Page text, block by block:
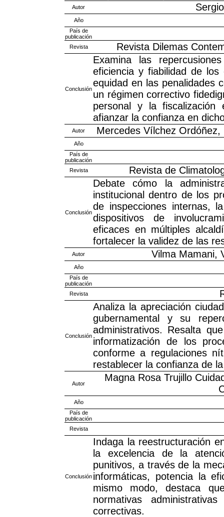
Autor
Año
País de
publicación
Revista
Revista Dilemas
Conclusión
Examina las
eficiencia y fiabilidad de
equidad en las penalidades
un régimen correctivo
personal y la fiscalización
afianzar la confianza en
Autor Mercedes Vílchez
Año
País de
publicación
Revista
Revista de
Conclusión
Debate cómo la
institucional dentro de los
de inspecciones internas,
dispositivos de
eficaces en múltiples
fortalecer la validez de las
Autor Vilma Mamani,
Año
País de
publicación
Revista
Conclusión
Analiza la apreciación
gubernamental y su
administrativos. Resalta
informatización de los
conforme a regulaciones
restablecer la confianza de
Autor
Magna Rosa Trujillo
Año
País de
publicación
Revista
Conclusión
Indaga la reestructuración
la excelencia de la
punitivos, a través de la
informáticas, potencia la
mismo modo, destaca
normativas
correctivas.